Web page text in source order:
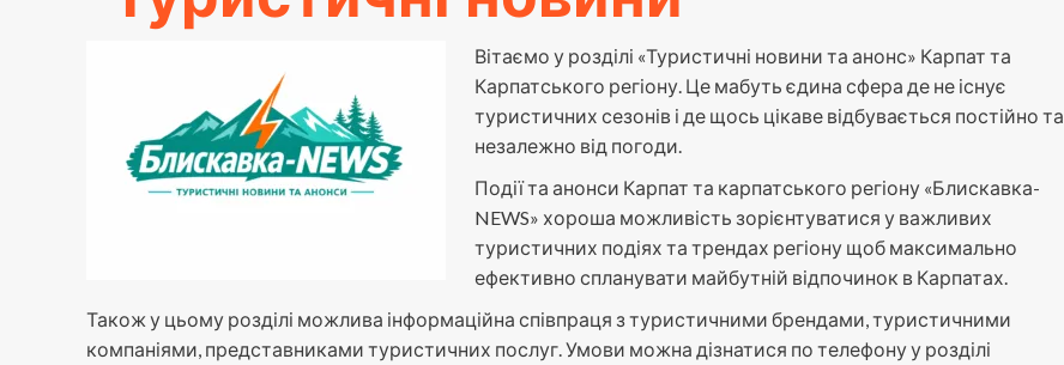
Вітаємо у розділі «Туристичні новини та анонс» Карпат та
Карпатського регіону. Це мабуть єдина сфера де не існує
туристичних сезонів і де щось цікаве відбувається постійно та
незалежно від погоди.
Події та анонси Карпат та карпатського регіону «Блискавка-
NEWS» хороша можливість зорієнтуватися у важливих
туристичних подіях та трендах регіону щоб максимально
ефективно спланувати майбутній відпочинок в Карпатах.
Також у цьому розділі можлива інформаційна співпраця з туристичними брендами, туристичними
компаніями, представниками туристичних послуг. Умови можна дізнатися по телефону у розділі